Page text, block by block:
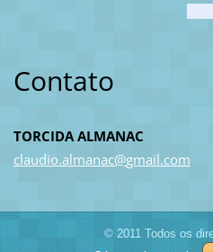
Contato
TORCIDA ALMANAC
claudio.almanac@gmail.com
© 2011 Todos os